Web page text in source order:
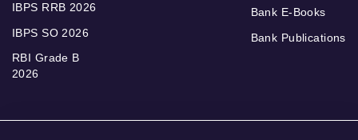
IBPS RRB 2026
IBPS SO 2026
RBI Grade B
2026
Bank E-Books
Bank Publications